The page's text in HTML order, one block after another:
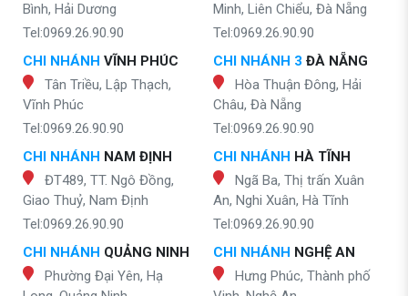
Bình, Hải Dương
Tel:0969.26.90.90
CHI NHÁNH VĨNH PHÚC
Tân Triều, Lập Thạch,
Vĩnh Phúc
Tel:0969.26.90.90
CHI NHÁNH NAM ĐỊNH
ĐT489, TT. Ngô Đồng,
Giao Thuỷ, Nam Định
Tel:0969.26.90.90
CHI NHÁNH QUẢNG NINH
Phường Đại Yên, Hạ
Minh, Liên Chiểu, Đà Nẵng
Tel:0969.26.90.90
CHI NHÁNH 3 ĐÀ NẴNG
Hòa Thuận Đông, Hải
Châu, Đà Nẵng
Tel:0969.26.90.90
CHI NHÁNH HÀ TĨNH
Ngã Ba, Thị trấn Xuân
An, Nghi Xuân, Hà Tĩnh
Tel:0969.26.90.90
CHI NHÁNH NGHỆ AN
Hưng Phúc, Thành phố